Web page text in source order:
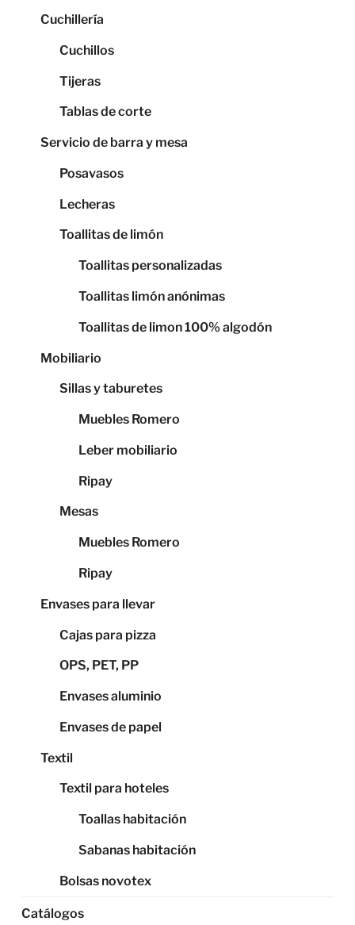
Cuchillería
Cuchillos
Tijeras
Tablas de corte
Servicio de barra y mesa
Posavasos
Lecheras
Toallitas de limón
Toallitas personalizadas
Toallitas limón anónimas
Toallitas de limon 100% algodón
Mobiliario
Sillas y taburetes
Muebles Romero
Leber mobiliario
Ripay
Mesas
Muebles Romero
Ripay
Envases para llevar
Cajas para pizza
OPS, PET, PP
Envases aluminio
Envases de papel
Textil
Textil para hoteles
Toallas habitación
Sabanas habitación
Bolsas novotex
Catálogos